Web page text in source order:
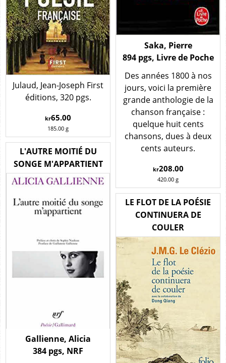
Saka, Pierre
894 pgs, Livre de Poche
Des années 1800 à nos
jours, voici la première
grande anthologie de la
chanson française :
quelque huit cents
chansons, dues à deux
cents auteurs.
kr208.00
420.00 g
Julaud, Jean-Joseph First
éditions, 320 pgs.
kr65.00
185.00 g
L'AUTRE MOITIÉ DU
SONGE M'APPARTIENT
Gallienne, Alicia
384 pgs, NRF
LE FLOT DE LA POÉSIE
CONTINUERA DE
COULER